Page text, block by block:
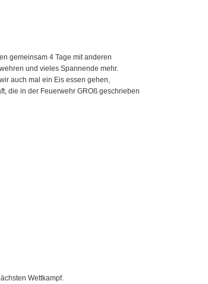
gemeinsam 4 Tage mit anderen
und vieles Spannende mehr.
auch mal ein Eis essen gehen,
die in der Feuerwehr GROß geschrieben
Wettkampf.